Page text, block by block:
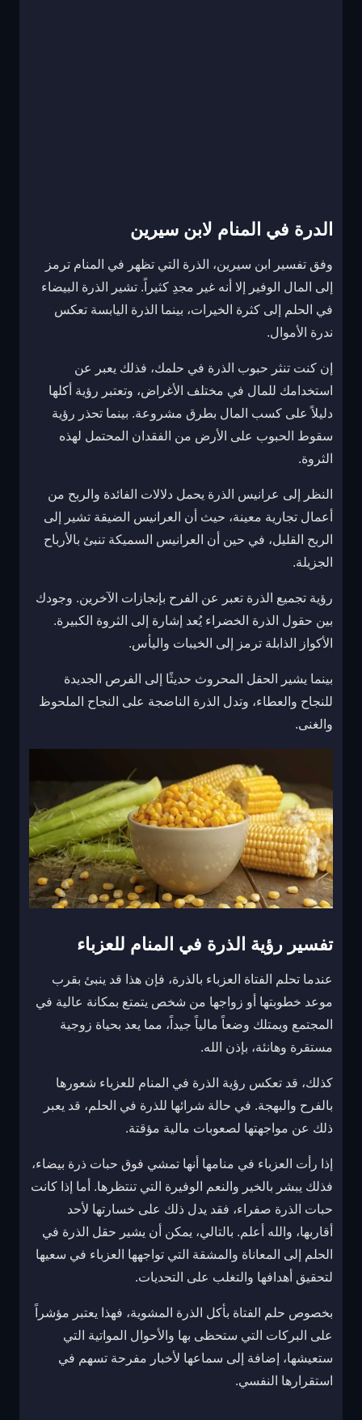
الدرة في المنام لابن سيرين
وفق تفسير ابن سيرين، الذرة التي تظهر في المنام ترمز
إلى المال الوفير إلا أنه غير مجدِ كثيراً. تشير الذرة البيضاء
في الحلم إلى كثرة الخيرات، بينما الذرة اليابسة تعكس
ندرة الأموال.
إن كنت تنثر حبوب الذرة في حلمك، فذلك يعبر عن
استخدامك للمال في مختلف الأغراض، وتعتبر رؤية أكلها
دليلاً على كسب المال بطرق مشروعة. بينما تحذر رؤية
سقوط الحبوب على الأرض من الفقدان المحتمل لهذه
الثروة.
النظر إلى عرانيس الذرة يحمل دلالات الفائدة والربح من
أعمال تجارية معينة، حيث أن العرانيس الضيقة تشير إلى
الربح القليل، في حين أن العرانيس السميكة تنبئ بالأرباح
الجزيلة.
رؤية تجميع الذرة تعبر عن الفرح بإنجازات الآخرين. وجودك
بين حقول الذرة الخضراء يُعد إشارة إلى الثروة الكبيرة.
الأكواز الذابلة ترمز إلى الخيبات واليأس.
بينما يشير الحقل المحروث حديثًا إلى الفرص الجديدة
للنجاح والعطاء، وتدل الذرة الناضجة على النجاح الملحوظ
والغنى.
تفسير رؤية الذرة في المنام للعزباء
عندما تحلم الفتاة العزباء بالذرة، فإن هذا قد ينبئ بقرب
موعد خطوبتها أو زواجها من شخص يتمتع بمكانة عالية في
المجتمع ويمتلك وضعاً مالياً جيداً، مما يعد بحياة زوجية
مستقرة وهانئة، بإذن الله.
كذلك، قد تعكس رؤية الذرة في المنام للعزباء شعورها
بالفرح والبهجة. في حالة شرائها للذرة في الحلم، قد يعبر
ذلك عن مواجهتها لصعوبات مالية مؤقتة.
إذا رأت العزباء في منامها أنها تمشي فوق حبات ذرة بيضاء،
فذلك يبشر بالخير والنعم الوفيرة التي تنتظرها. أما إذا كانت
حبات الذرة صفراء، فقد يدل ذلك على خسارتها لأحد
أقاربها، والله أعلم. بالتالي، يمكن أن يشير حقل الذرة في
الحلم إلى المعاناة والمشقة التي تواجهها العزباء في سعيها
لتحقيق أهدافها والتغلب على التحديات.
بخصوص حلم الفتاة بأكل الذرة المشوية، فهذا يعتبر مؤشراً
على البركات التي ستحظى بها والأحوال المواتية التي
ستعيشها، إضافة إلى سماعها لأخبار مفرحة تسهم في
استقرارها النفسي.